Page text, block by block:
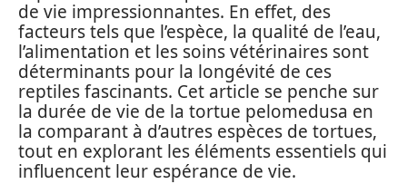
de vie impressionnantes. En effet, des
facteurs tels que l’espèce, la qualité de l’eau,
l’alimentation et les soins vétérinaires sont
déterminants pour la longévité de ces
reptiles fascinants. Cet article se penche sur
la durée de vie de la tortue pelomedusa en
la comparant à d’autres espèces de tortues,
tout en explorant les éléments essentiels qui
influencent leur espérance de vie.